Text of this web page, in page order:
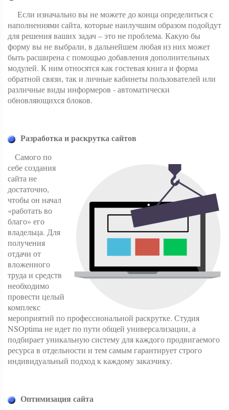
Если изначально вы не можете до конца определиться с
наполнениями сайта, которые наилучшим образом подойдут
для решения ваших задач – это не проблема. Какую бы
форму вы не выбрали, в дальнейшем любая из них может
быть расширена с помощью добавления дополнительных
модулей. К ним относятся как гостевая книга и форма
обратной связи, так и личные кабинеты пользователей или
различные виды информеров - автоматически
обновляющихся блоков.
Разработка и раскрутка сайтов
Самого по
себе создания
сайта не
достаточно,
чтобы он начал
«работать во
благо» его
владельца. Для
получения
отдачи от
вложенного
труда и средств
необходимо
провести целый
комплекс
мероприятий по профессиональной раскрутке. Студия
NSOptima не идет по пути общей универсализации, а
подбирает уникальную систему для каждого продвигаемого
ресурса в отдельности и тем самым гарантирует строго
индивидуальный подход к каждому заказчику.
Оптимизация сайта